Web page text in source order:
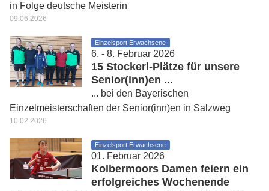
in Folge deutsche Meisterin
09.06.2026
Einzelsport Erwachsene
6. - 8. Februar 2026
15 Stockerl-Plätze für unsere
Senior(inn)en ...
... bei den Bayerischen
Einzelmeisterschaften der Senior(inn)en in Salzweg
10.02.2026
Einzelsport Erwachsene
01. Februar 2026
Kolbermoors Damen feiern ein
erfolgreiches Wochenende